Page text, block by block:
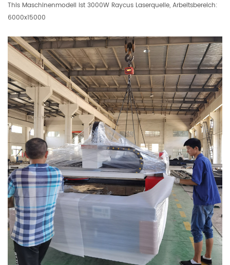
This Maschinenmodell ist 3000W Raycus Laserquelle, Arbeitsbereich:
6000x15000